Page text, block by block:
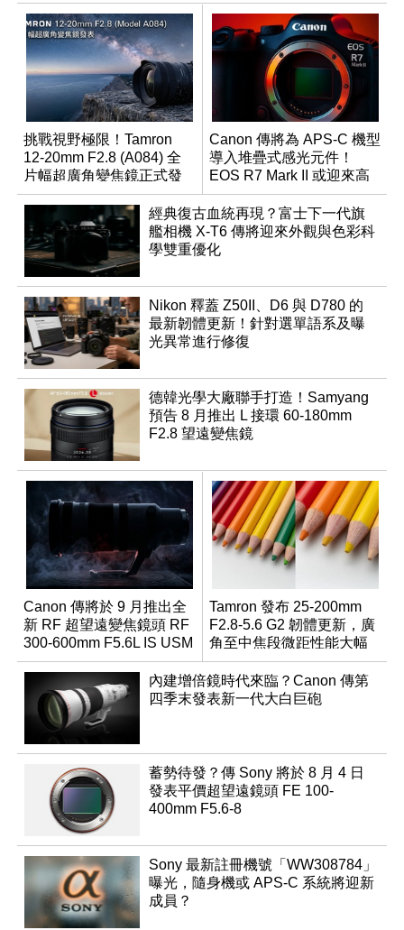
挑戰視野極限！Tamron
12-20mm F2.8 (A084) 全
片幅超廣角變焦鏡正式發
表
Canon 傳將為 APS-C 機型
導入堆疊式感光元件！
EOS R7 Mark II 或迎來高
速讀出升級
經典復古血統再現？富士下一代旗
艦相機 X-T6 傳將迎來外觀與色彩科
學雙重優化
Nikon 釋蓋 Z50II、D6 與 D780 的
最新韌體更新！針對選單語系及曝
光異常進行修復
德韓光學大廠聯手打造！Samyang
預告 8 月推出 L 接環 60-180mm
F2.8 望遠變焦鏡
Canon 傳將於 9 月推出全
新 RF 超望遠變焦鏡頭 RF
300-600mm F5.6L IS USM
Tamron 發布 25-200mm
F2.8-5.6 G2 韌體更新，廣
角至中焦段微距性能大幅
升級
內建增倍鏡時代來臨？Canon 傳第
四季末發表新一代大白巨砲
蓄勢待發？傳 Sony 將於 8 月 4 日
發表平價超望遠鏡頭 FE 100-
400mm F5.6-8
Sony 最新註冊機號「WW308784」
曝光，隨身機或 APS-C 系統將迎新
成員？